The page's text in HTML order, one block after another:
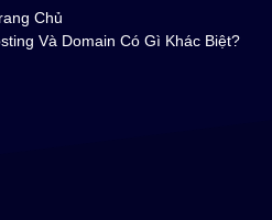
Chủ
Và Domain Có Gì Khác Biệt?